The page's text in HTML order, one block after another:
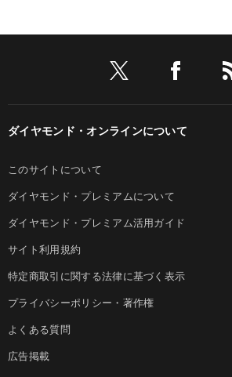
ダイヤモンド・オンラインについて
このサイトについて
ダイヤモンド・プレミアムについて
ダイヤモンド・プレミアム活用ガイド
サイト利用規約
特定商取引に関する法律に基づく表示
プライバシーポリシー・著作権
よくある質問
広告掲載